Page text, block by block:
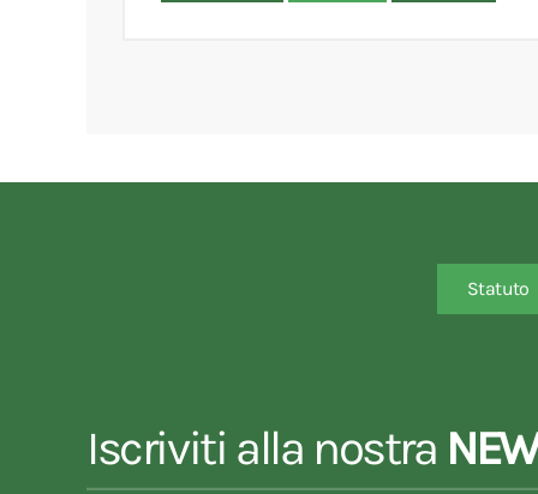
Statuto
Iscriviti alla nostra